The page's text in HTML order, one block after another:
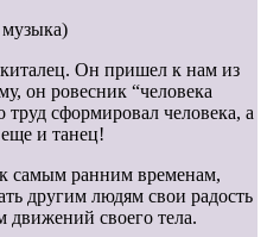
Он пришел к нам из
он ровесник “человека
труд сформировал человека, а
и танец!
самым ранним временам,
другим людям свои радость
движений своего тела.